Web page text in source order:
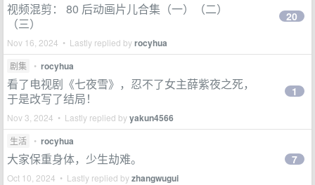
视频混剪： 80 后动画片儿合集（一）（二）
（三）
Nov 16, 2024 • Lastly replied byrocyhua
20
剧集 • rocyhua
看了电视剧《七夜雪》，忍不了女主薛紫夜之死，
于是改写了结局！
Nov 3, 2024 • Lastly replied byyakun4566
1
生活 • rocyhua
大家保重身体，少生劫难。
Oct 10, 2024 • Lastly replied byzhangwugui
7